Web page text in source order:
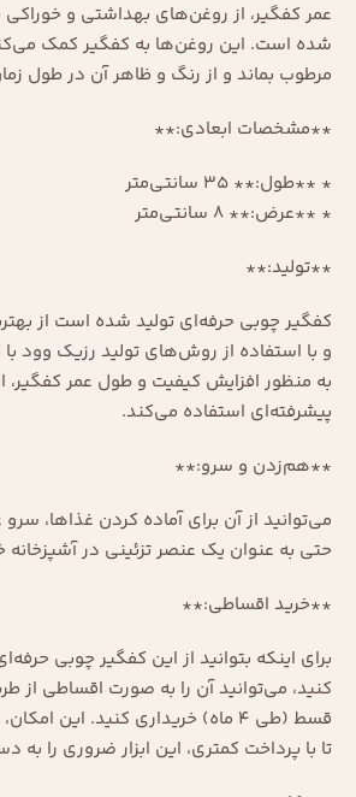
عمر کفگیر، از روغن‌های بهداشتی و خوراکی
شده است. این روغن‌ها به کفگیر کمک
مرطوب بماند و از رنگ و ظاهر آن در طول
**مشخصات ابعادی:**
* **طول:** ۳۵ سانتی‌متر
* **عرض:** ۸ سانتی‌متر
**تولید:**
کفگیر چوبی حرفه‌ای تولید شده است از
و با استفاده از روش‌های تولید رزیک وود
به منظور افزایش کیفیت و طول عمر کفگیر،
پیشرفته‌ای استفاده می‌کند.
**هم‌زدن و سرو:**
می‌توانید از آن برای آماده کردن غذاها،
حتی به عنوان یک عنصر تزئینی در آشپزخانه
**خرید اقساطی:**
برای اینکه بتوانید از این کفگیر چوبی
قسط (طی ۴ ماه) خریداری کنید. این
تا با پرداخت کمتری، این ابزار ضروری را به